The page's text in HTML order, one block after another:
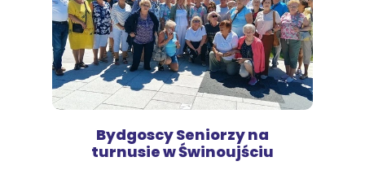
Bydgoscy Seniorzy na
turnusie w Świnoujściu